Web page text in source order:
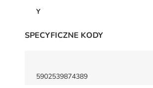
Y
SPECYFICZNE KODY
5902539874389